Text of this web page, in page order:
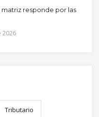
matriz responde por las
2026
Tributario